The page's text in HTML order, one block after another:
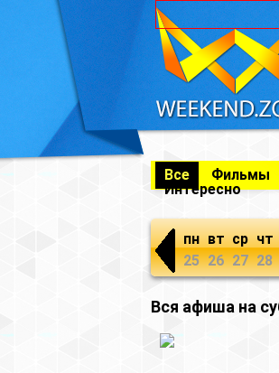
Все Фильмы
Интересно
пн
25
вт
26
ср
27
чт
28
Вся афиша на